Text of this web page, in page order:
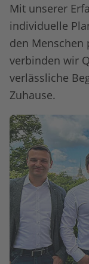
Mit unserer
individuelle
den Menschen
verbinden wir
verlässliche
Zuhause.